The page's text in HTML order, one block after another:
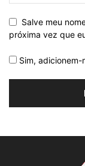
Salve meu
próxima vez que
Sim, adicionem-